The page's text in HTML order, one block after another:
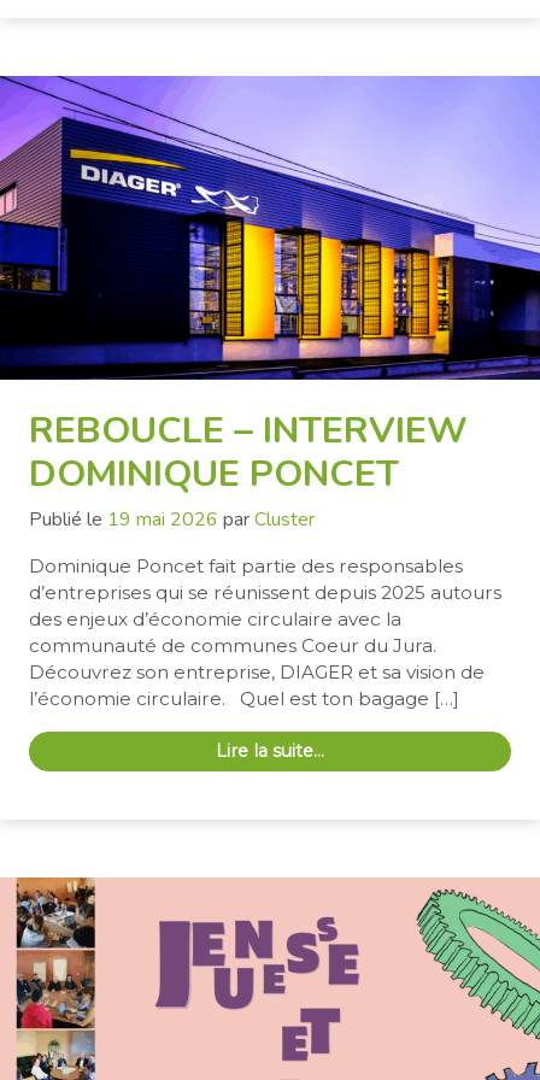
REBOUCLE – INTERVIEW
DOMINIQUE PONCET
Publié le 19 mai 2026 parCluster
Dominique Poncet fait partie des responsables
d’entreprises qui se réunissent depuis 2025 autours
des enjeux d’économie circulaire avec la
communauté de communes Coeur du Jura.
Découvrez son entreprise, DIAGER et sa vision de
l’économie circulaire. Quel est ton bagage […]
Lire la suite…